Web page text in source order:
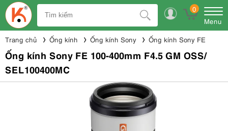
0
Menu
Trang chủ Ống kính Ống kính Sony Ống kính Sony FE
Ống kính Sony FE 100-400mm F4.5 GM OSS/
SEL100400MC